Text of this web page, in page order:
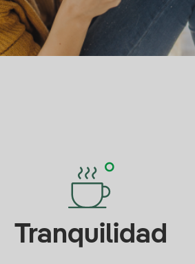
Tranquilidad